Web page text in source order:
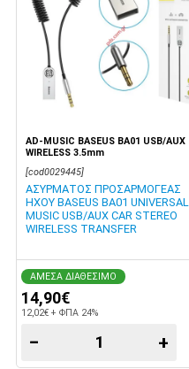
AD-MUSIC BASEUS BA01 USB/AUX
WIRELESS 3.5mm
[cod0029445]
ΑΣΥΡΜΑΤΟΣ ΠΡΟΣΑΡΜΟΓΕΑΣ
ΗΧΟΥ BASEUS BA01 UNIVERSAL
MUSIC USB/AUX CAR STEREO
WIRELESS TRANSFER
ΑΜΕΣΑ ΔΙΑΘΕΣΙΜΟ
14,90€
12,02€ + ΦΠΑ 24%
− +